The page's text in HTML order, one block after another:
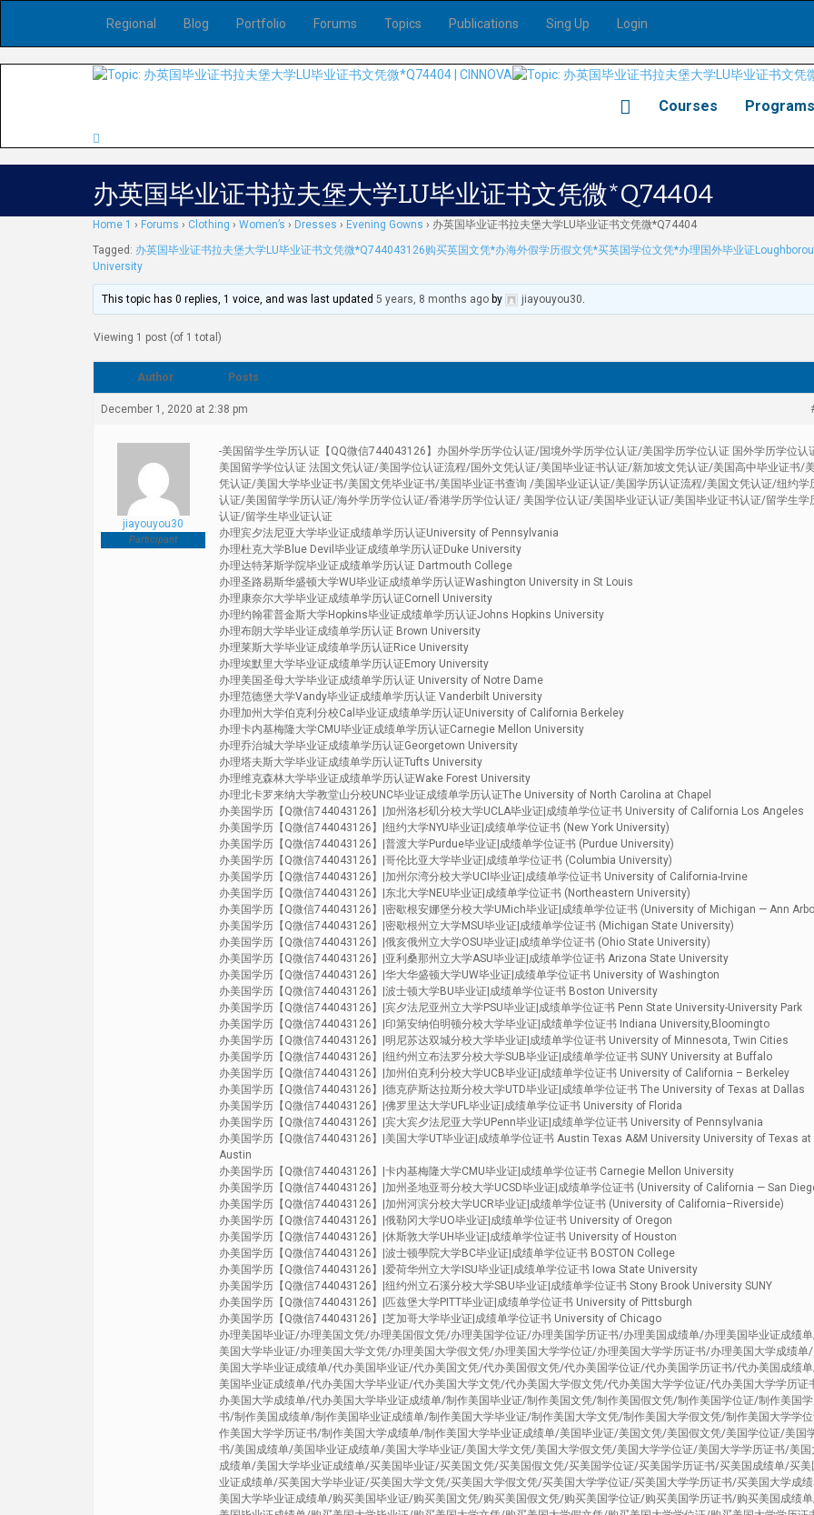
Regional Blog Portfolio Forums Topics Publications Sing Up Login
Courses Programs
办英国毕业证书拉夫堡大学LU毕业证书文凭微*Q74404
Home 1 › Forums › Clothing › Women’s › Dresses › Evening Gowns › 办英国毕业证书拉夫堡大学LU毕业证书文凭微*Q74404
Tagged: 办英国毕业证书拉夫堡大学LU毕业证书文凭微*Q744043126购买英国文凭*办海外假学历假文凭*买英国学位文凭*办理国外毕业证
University
This topic has 0 replies, 1 voice, and was last updated5 years, 8 months ago by jiayouyou30.
Viewing 1 post (of 1 total)
Author Posts
December 1, 2020 at 2:38 pm
jiayouyou30
Participant
-美国留学生学历认证【QQ微信744043126】办国外学历学位认证/国境外学历学位认证/美国学历学位认证 国外学历学位认
美国留学学位认证 法国文凭认证/美国学位认证流程/国外文凭认证/美国毕业证书认证/新加坡文凭认证/美国高中毕业证书/
凭认证/美国大学毕业证书/美国文凭毕业证书/美国毕业证书查询 /美国毕业证认证/美国学历认证流程/美国文凭认证/纽约学
认证/美国留学学历认证/海外学历学位认证/香港学历学位认证/ 美国学位认证/美国毕业证认证/美国毕业证书认证/留学生学
认证/留学生毕业证认证
办理宾夕法尼亚大学毕业证成绩单学历认证University of Pennsylvania
办理杜克大学Blue Devil毕业证成绩单学历认证Duke University
办理达特茅斯学院毕业证成绩单学历认证 Dartmouth College
办理圣路易斯华盛顿大学WU毕业证成绩单学历认证Washington University in St Louis
办理康奈尔大学毕业证成绩单学历认证Cornell University
办理约翰霍普金斯大学Hopkins毕业证成绩单学历认证Johns Hopkins University
办理布朗大学毕业证成绩单学历认证 Brown University
办理莱斯大学毕业证成绩单学历认证Rice University
办理埃默里大学毕业证成绩单学历认证Emory University
办理美国圣母大学毕业证成绩单学历认证 University of Notre Dame
办理范德堡大学Vandy毕业证成绩单学历认证 Vanderbilt University
办理加州大学伯克利分校Cal毕业证成绩单学历认证University of California Berkeley
办理卡内基梅隆大学CMU毕业证成绩单学历认证Carnegie Mellon University
办理乔治城大学毕业证成绩单学历认证Georgetown University
办理塔夫斯大学毕业证成绩单学历认证Tufts University
办理维克森林大学毕业证成绩单学历认证Wake Forest University
办理北卡罗来纳大学教堂山分校UNC毕业证成绩单学历认证The University of North Carolina at Chapel
办美国学历【Q微信744043126】|加州洛杉矶分校大学UCLA毕业证|成绩单学位证书 University of California Los Angeles
办美国学历【Q微信744043126】|纽约大学NYU毕业证|成绩单学位证书 (New York University)
办美国学历【Q微信744043126】|普渡大学Purdue毕业证|成绩单学位证书 (Purdue University)
办美国学历【Q微信744043126】|哥伦比亚大学毕业证|成绩单学位证书 (Columbia University)
办美国学历【Q微信744043126】|加州尔湾分校大学UCI毕业证|成绩单学位证书 University of California-Irvine
办美国学历【Q微信744043126】|东北大学NEU毕业证|成绩单学位证书 (Northeastern University)
办美国学历【Q微信744043126】|密歇根安娜堡分校大学UMich毕业证|成绩单学位证书 (University of Michigan — Ann
办美国学历【Q微信744043126】|密歇根州立大学MSU毕业证|成绩单学位证书 (Michigan State University)
办美国学历【Q微信744043126】|俄亥俄州立大学OSU毕业证|成绩单学位证书 (Ohio State University)
办美国学历【Q微信744043126】|亚利桑那州立大学ASU毕业证|成绩单学位证书 Arizona State University
办美国学历【Q微信744043126】|华大华盛顿大学UW毕业证|成绩单学位证书 University of Washington
办美国学历【Q微信744043126】|波士顿大学BU毕业证|成绩单学位证书 Boston University
办美国学历【Q微信744043126】|宾夕法尼亚州立大学PSU毕业证|成绩单学位证书 Penn State University-University Park
办美国学历【Q微信744043126】|印第安纳伯明顿分校大学毕业证|成绩单学位证书 Indiana University,Bloomingto
办美国学历【Q微信744043126】|明尼苏达双城分校大学毕业证|成绩单学位证书 University of Minnesota, Twin Cities
办美国学历【Q微信744043126】|纽约州立布法罗分校大学SUB毕业证|成绩单学位证书 SUNY University at Buffalo
办美国学历【Q微信744043126】|加州伯克利分校大学UCB毕业证|成绩单学位证书 University of California – Berkeley
办美国学历【Q微信744043126】|德克萨斯达拉斯分校大学UTD毕业证|成绩单学位证书 The University of Texas at Dallas
办美国学历【Q微信744043126】|佛罗里达大学UFL毕业证|成绩单学位证书 University of Florida
办美国学历【Q微信744043126】|宾大宾夕法尼亚大学UPenn毕业证|成绩单学位证书 University of Pennsylvania
办美国学历【Q微信744043126】|美国大学UT毕业证|成绩单学位证书 Austin Texas A&M University University of Texas at
Austin
办美国学历【Q微信744043126】|卡内基梅隆大学CMU毕业证|成绩单学位证书 Carnegie Mellon University
办美国学历【Q微信744043126】|加州圣地亚哥分校大学UCSD毕业证|成绩单学位证书 (University of California — San
办美国学历【Q微信744043126】|加州河滨分校大学UCR毕业证|成绩单学位证书 (University of California–Riverside)
办美国学历【Q微信744043126】|俄勒冈大学UO毕业证|成绩单学位证书 University of Oregon
办美国学历【Q微信744043126】|休斯敦大学UH毕业证|成绩单学位证书 University of Houston
办美国学历【Q微信744043126】|波士顿學院大学BC毕业证|成绩单学位证书 BOSTON College
办美国学历【Q微信744043126】|爱荷华州立大学ISU毕业证|成绩单学位证书 Iowa State University
办美国学历【Q微信744043126】|纽约州立石溪分校大学SBU毕业证|成绩单学位证书 Stony Brook University SUNY
办美国学历【Q微信744043126】|匹兹堡大学PITT毕业证|成绩单学位证书 University of Pittsburgh
办美国学历【Q微信744043126】|芝加哥大学毕业证|成绩单学位证书 University of Chicago
办理美国毕业证/办理美国文凭/办理美国假文凭/办理美国学位证/办理美国学历证书/办理美国成绩单/办理美国毕业证成绩
美国大学毕业证/办理美国大学文凭/办理美国大学假文凭/办理美国大学学位证/办理美国大学学历证书/办理美国大学成绩单
美国大学毕业证成绩单/代办美国毕业证/代办美国文凭/代办美国假文凭/代办美国学位证/代办美国学历证书/代办美国成绩
美国毕业证成绩单/代办美国大学毕业证/代办美国大学文凭/代办美国大学假文凭/代办美国大学学位证/代办美国大学学历证
办美国大学成绩单/代办美国大学毕业证成绩单/制作美国毕业证/制作美国文凭/制作美国假文凭/制作美国学位证/制作美国
书/制作美国成绩单/制作美国毕业证成绩单/制作美国大学毕业证/制作美国大学文凭/制作美国大学假文凭/制作美国大学学位
作美国大学学历证书/制作美国大学成绩单/制作美国大学毕业证成绩单/美国毕业证/美国文凭/美国假文凭/美国学位证/美国
书/美国成绩单/美国毕业证成绩单/美国大学毕业证/美国大学文凭/美国大学假文凭/美国大学学位证/美国大学学历证书/美国
成绩单/美国大学毕业证成绩单/买美国毕业证/买美国文凭/买美国假文凭/买美国学位证/买美国学历证书/买美国成绩单/买美
业证成绩单/买美国大学毕业证/买美国大学文凭/买美国大学假文凭/买美国大学学位证/买美国大学学历证书/买美国大学成
美国大学毕业证成绩单/购买美国毕业证/购买美国文凭/购买美国假文凭/购买美国学位证/购买美国学历证书/购买美国成绩